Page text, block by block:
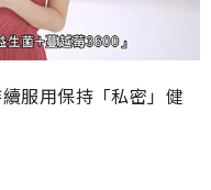
服用保持「私密」健